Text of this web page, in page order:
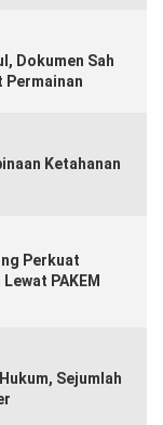
Dokumen Sah
Permainan
Ketahanan
Perkuat
PAKEM
Sejumlah